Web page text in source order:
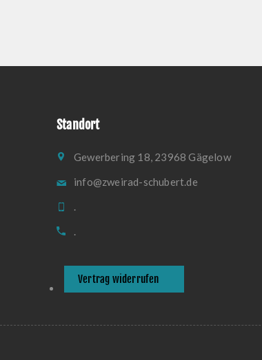
Standort
Gewerbering 18, 23968 Gägelow
info@zweirad-schubert.de
.
.
Vertrag widerrufen